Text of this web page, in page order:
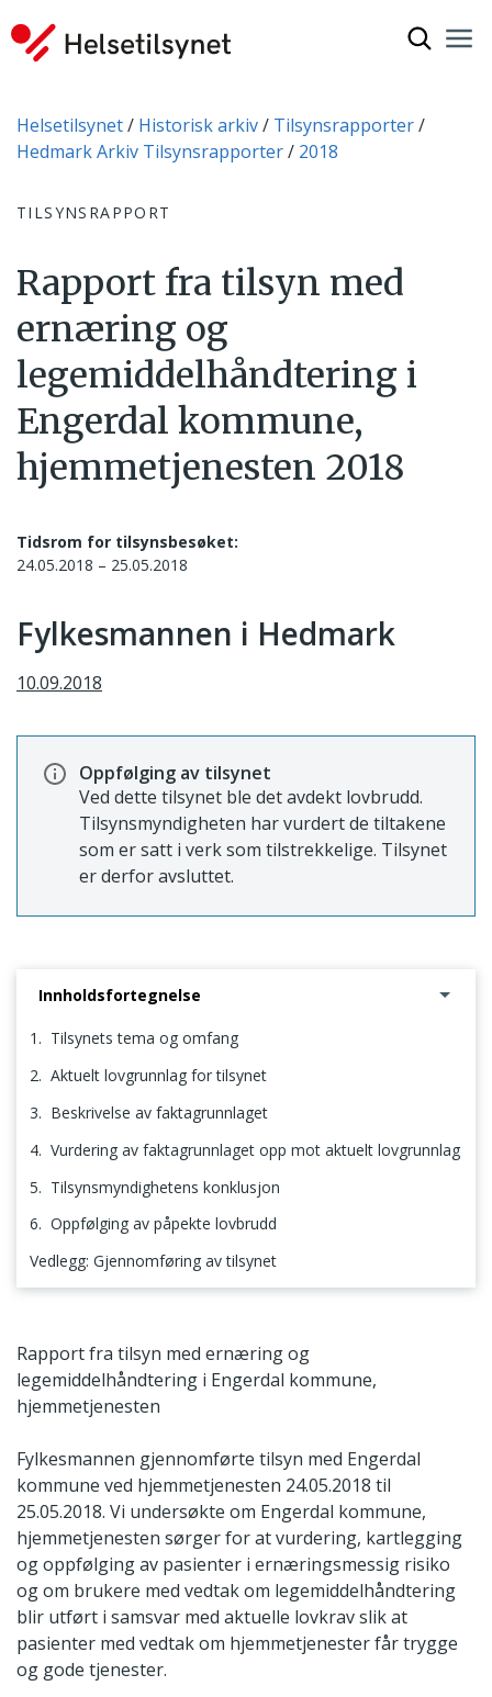
Du er her:
Helsetilsynet Historisk arkiv
Tilsynsrapporter
Hedmark Arkiv Tilsynsrapporter
2018
TILSYNSRAPPORT
Rapport fra tilsyn med
ernæring og
legemiddelhåndtering i
Engerdal kommune,
hjemmetjenesten 2018
Tidsrom for tilsynsbesøket:
24.05.2018 – 25.05.2018
Fylkesmannen i Hedmark
10.09.2018
Oppfølging av tilsynet
Ved dette tilsynet ble det avdekt lovbrudd.
Tilsynsmyndigheten har vurdert de tiltakene
som er satt i verk som tilstrekkelige. Tilsynet
er derfor avsluttet.
Innholdsfortegnelse
1. Tilsynets tema og omfang
2. Aktuelt lovgrunnlag for tilsynet
3. Beskrivelse av faktagrunnlaget
4. Vurdering av faktagrunnlaget opp mot aktuelt lovgrunnlag
5. Tilsynsmyndighetens konklusjon
6. Oppfølging av påpekte lovbrudd
Vedlegg: Gjennomføring av tilsynet
Rapport fra tilsyn med ernæring og
legemiddelhåndtering i Engerdal kommune,
hjemmetjenesten
Fylkesmannen gjennomførte tilsyn med Engerdal
kommune ved hjemmetjenesten 24.05.2018 til
25.05.2018. Vi undersøkte om Engerdal kommune,
hjemmetjenesten sørger for at vurdering, kartlegging
og oppfølging av pasienter i ernæringsmessig risiko
og om brukere med vedtak om legemiddelhåndtering
blir utført i samsvar med aktuelle lovkrav slik at
pasienter med vedtak om hjemmetjenester får trygge
og gode tjenester.